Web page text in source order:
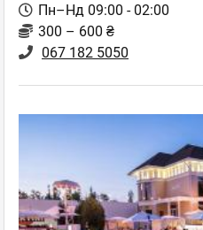
Пн–Нд 09:00 - 02:00
300 – 600 ₴
067 182 5050